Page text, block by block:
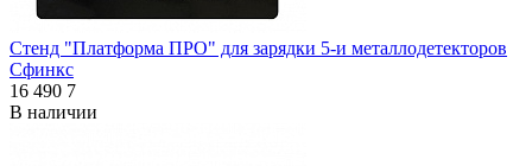
Стенд "Платформа ПРО" для зарядки 5-и металлодетекторов
Сфинкс
16 490 7
В наличии